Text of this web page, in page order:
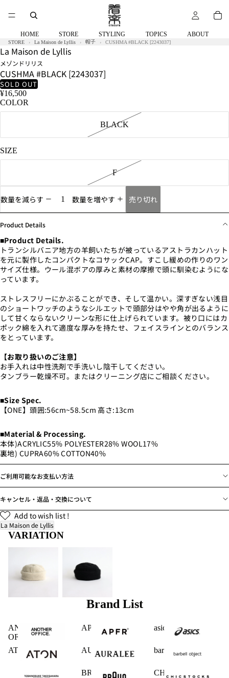
HOME STORE STYLING TOPICS ABOUT
STORE La Maison de Lyllis 帽子 CUSHMA #BLACK [2243037]
La Maison de Lyllis
メゾンドリリス
CUSHMA #BLACK [2243037]
SOLD OUT
¥16,500
COLOR
BLACK
SIZE
F
数量を減らす 数量を増やす 売り切れ
Product Details
■Product Details.
トランシルバニア地方の羊飼いたちが被っているアストラカンハット
を元に製作したコンパクトなコサックCAP。すこし緩めの作りのワン
サイズ仕様。ウール混ボアの厚みと素材の摩擦で頭に馴染むようにな
っています。
ストレスフリーにかぶることができ、そして温かい。深すぎない浅目
のショートワッチのようなシルエットで頭部分はやや角が出るように
して甘くならないクリーンな形に仕上げられています。被り口にはカ
ポック綿を入れて適度な厚みを持たせ、フェイスラインとのバランス
をとっています。
【お取り扱いのご注意】
お手入れは中性洗剤で手洗いし陰干してください。
タンブラー乾燥不可。またはクリーニング店にご相談ください。
■Size Spec.
【ONE】頭囲:56cm~58.5cm 高さ:13cm
■Material & Processing.
本体)ACRYLIC55% POLYESTER28% WOOL17%
裏地) CUPRA60% COTTON40%
ご利用可能なお支払い方法
キャンセル・返品・交換について
Add to wish list !
La Maison de Lyllis
VARIATION
Brand List
ANOTHER
OFFICE
APFR asics
ATON AURALEE barbell object
BRAUN CHICSTOCKS